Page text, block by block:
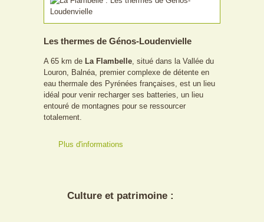
Les thermes de Génos-Loudenvielle
A 65 km de La Flambelle , situé dans la Vallée du
Louron, Balnéa, premier complexe de détente en
eau thermale des Pyrénées françaises, est un lieu
idéal pour venir recharger ses batteries, un lieu
entouré de montagnes pour se ressourcer
totalement.
Plus d'informations
Culture et patrimoine :